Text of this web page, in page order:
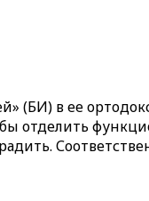
(БИ) в ее
отделить